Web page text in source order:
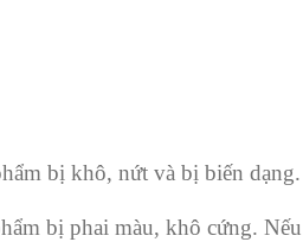
bị khô, nứt và bị biến dạng.
bị phai màu, khô cứng.